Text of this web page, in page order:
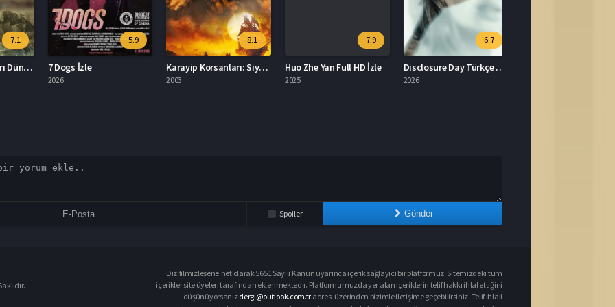
7.1
Karayip Korsanları Dünyanın Sonu İzle
5.9
7 Dogs İzle
2026
8.1
Karayip Korsanları: Siyah İnci’nin Laneti İzle
2003
7.9
Huo Zhe Yan Full HD İzle
2025
6.7
Disclosure Day Türkçe Dublaj İzle
2026
Spoiler Gönder
Dizifilmizlesene.net olarak 5651 Sayılı Kanun uyarınca içerik sağlayıcı bir platformuz. Sitemizdeki tüm
içerikler site üyeleri tarafından eklenmektedir. Platformumuzda yer alan içeriklerin telif hakkı ihlal ettiğini
düşünüyorsanızdergi@outlook.com.tr adresi üzerinden bizimle iletişime geçebilirsiniz. Telif ihlali